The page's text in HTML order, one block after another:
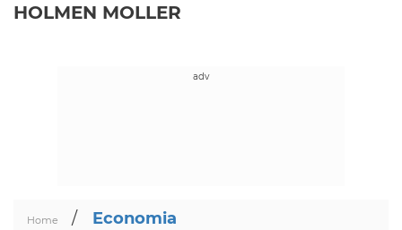
HOLMEN MOLLER
Home / Economia